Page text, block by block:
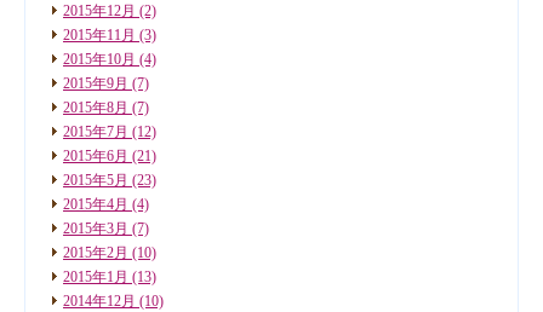
2015年12月 (2)
2015年11月 (3)
2015年10月 (4)
2015年9月 (7)
2015年8月 (7)
2015年7月 (12)
2015年6月 (21)
2015年5月 (23)
2015年4月 (4)
2015年3月 (7)
2015年2月 (10)
2015年1月 (13)
2014年12月 (10)